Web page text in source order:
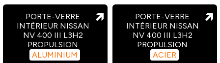
PORTE-VERRE
INTÉRIEUR NISSAN
NV 400 III L3H2
PROPULSION
ALUMINIUM
PORTE-VERRE
INTÉRIEUR NISSAN
NV 400 III L3H2
PROPULSION
ACIER